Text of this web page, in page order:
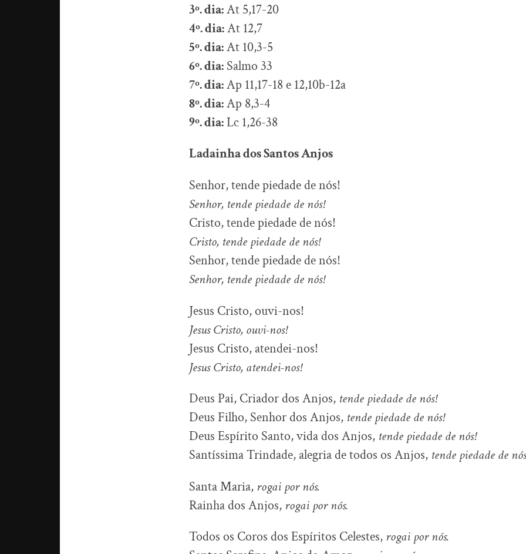
3º. dia:At 5,17-20
4º. dia:At 12,7
5º. dia:At 10,3-5
6º. dia: Salmo 33
7º. dia:Ap 11,17-18 e 12,10b-12a
8º. dia:Ap 8,3-4
9º. dia:Lc 1,26-38
Ladainha dos Santos Anjos
Senhor, tende piedade de nós!
Senhor, tende piedade de nós!
Cristo, tende piedade de nós!
Cristo, tende piedade de nós!
Senhor, tende piedade de nós!
Senhor, tende piedade de nós!
Jesus Cristo, ouvi-nos!
Jesus Cristo, ouvi-nos!
Jesus Cristo, atendei-nos!
Jesus Cristo, atendei-nos!
Deus Pai, Criador dos Anjos, tende piedade de nós!
Deus Filho, Senhor dos Anjos, tende piedade de nós!
Deus Espírito Santo, vida dos Anjos, tende piedade de nós!
Santíssima Trindade, alegria de todos os Anjos, tende piedade de
Santa Maria, rogai por nós.
Rainha dos Anjos, rogai por nós.
Todos os Coros dos Espíritos Celestes, rogai por nós.